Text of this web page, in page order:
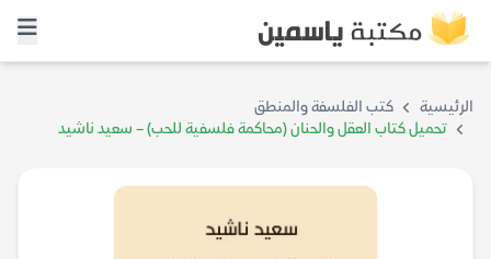
الرئيسية
كتب الفلسفة والمنطق
تحميل كتاب العقل والحنان (محاكمة فلسفية للحب) – سعيد ناشيد